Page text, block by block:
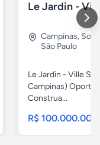
Campinas,
São Paulo
Le Jardin - Ville
Campinas)
Construa...
R$